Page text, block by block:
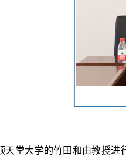
天堂大学的竹田和由教授进